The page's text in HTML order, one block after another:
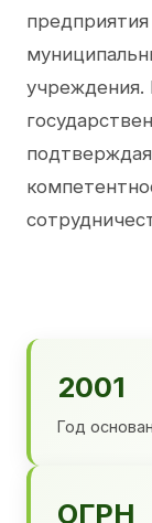
учреждения.
2001
Год
ОГРН